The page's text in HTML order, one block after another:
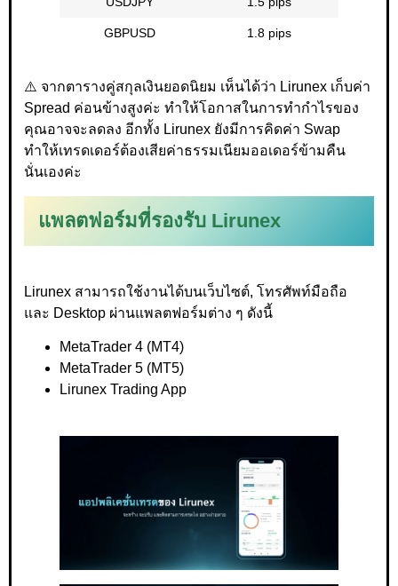
GBPUSD 1.8 pips
⚠️ จากตารางคู่สกุลเงินยอดนิยม เห็นได้ว่า Lirunex เก็บค่า
Spread ค่อนข้างสูงค่ะ ทำให้โอกาสในการทำกำไรของ
คุณอาจจะลดลง อีกทั้ง Lirunex ยังมีการคิดค่า Swap
ทำให้เทรดเดอร์ต้องเสียค่าธรรมเนียมออเดอร์ข้ามคืน
นั่นเองค่ะ
แพลตฟอร์มที่รองรับ Lirunex
Lirunex สามารถใช้งานได้บนเว็บไซต์, โทรศัพท์มือถือ
และ Desktop ผ่านแพลตฟอร์มต่าง ๆ ดังนี้
MetaTrader 4 (MT4)
MetaTrader 5 (MT5)
Lirunex Trading App